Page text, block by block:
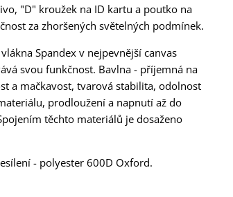
"D" kroužek na ID kartu a poutko na
za zhoršených světelných podmínek.
Spandex v nejpevnější canvas
svou funkčnost. Bavlna - příjemná na
a mačkavost, tvarová stabilita, odolnost
prodloužení a napnutí až do
těchto materiálů je dosaženo
- polyester 600D Oxford.